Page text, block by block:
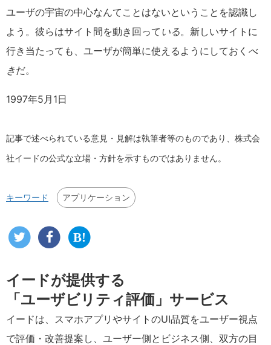
ユーザの宇宙の中心なんてことはないということを認識し
よう。彼らはサイト間を動き回って いる。新しいサイトに
行き当たっても、ユーザが簡単に使えるようにしておく べ
きだ。
1997年5月1日
記事で述べられている意見・見解は執筆者等のものであり、株式会
社イードの公式な立場・方針を示すものではありません。
キーワード アプリケーション
イードが提供する
「ユーザビリティ評価」サービス
イードは、スマホアプリやサイトのUI品質をユーザー視点
で評価・改善提案し、ユーザー側とビジネス側、双方の目